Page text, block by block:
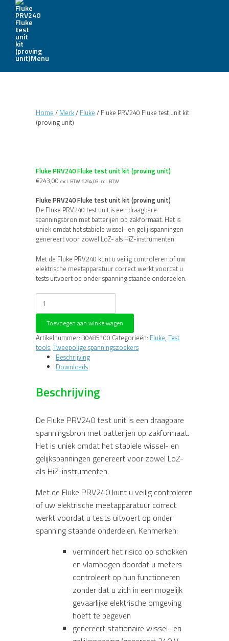
Menu
Home / Merk/ Fluke / Fluke PRV240 Fluke test unit kit
(proving unit)
Fluke PRV240 Fluke test unit kit (proving unit)
€243,00 excl. BTW €294,03 incl. BTW
Fluke PRV240 Fluke test unit kit (proving unit)
De Fluke PRV240 test unit is een draagbare
spanningsbron met batterijen op zakformaat. Het is
uniek omdat het stabiele wissel- en gelijkspanningen
genereert voor zowel LoZ- als HiZ-instrumenten.
Met de Fluke PRV240 kunt u veilig controleren of uw
elektrische meetapparatuur correct werkt voordat u
tests uitvoert op onder spanning staande onderdelen.
Fluke
PRV240
Fluke
unit
kit
(proving
unit)
Toevoegen aan winkelwagen
Artikelnummer: 30485100 Categorieën: Fluke, Test
tools, Tweepolige spanningszoekers
Beschrijving
Downloads
Beschrijving
De Fluke PRV240 test unit is een draagbare
spanningsbron met batterijen op zakformaat.
Het is uniek omdat het stabiele wissel- en
gelijkspanningen genereert voor zowel LoZ-
als HiZ-instrumenten.
Met de Fluke PRV240 kunt u veilig controleren
of uw elektrische meetapparatuur correct
werkt voordat u tests uitvoert op onder
spanning staande onderdelen. Kenmerken:
vermindert het risico op schokken
en vlambogen doordat u meters
controleert op hun functioneren
zonder dat u zich in een mogelijk
gevaarlijke elektrische omgeving
hoeft te begeven
genereert stationaire wissel- en